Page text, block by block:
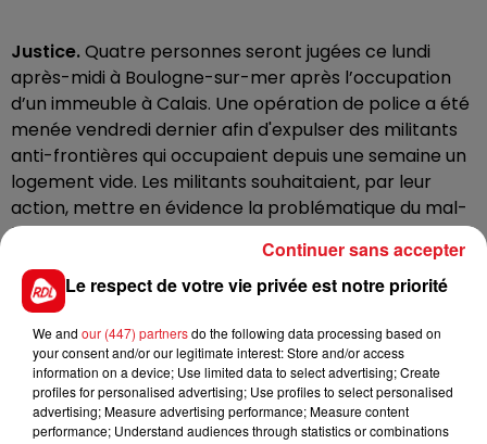
Justice.Quatre personnes seront jugées ce lundi
après-midi à Boulogne-sur-mer après l’occupation
d’un immeuble à Calais. Une opération de police a été
menée vendredi dernier afin d'expulser des militants
anti-frontières qui occupaient depuis une semaine un
logement vide. Les militants souhaitaient, par leur
action, mettre en évidence la problématique du mal-
logement qui touche les réfugiés, alors que des
bâtiments de Calais restent vacants.
Au moment de l'évacuation, la plupart des occupants
peu après, trois jeunes français et une ressortissante
belge ont été interpellés, soupçonnés d'avoir "commis
des violences volontaires à l'encontre des effectifs de
la Bac de Calais", leur lançant des projectiles, sans
Le respect de votre vie privée est notre priorité
We and our (447) partnersdo the following data processing based on
your consent and/or our legitimate interest: Store and/or access
information on a device; Use limited data to select advertising; Create
profiles for personalised advertising; Use profiles to select personalised
advertising; Measure advertising performance; Measure content
performance; Understand audiences through statistics or combinations
Continuer sans accepter